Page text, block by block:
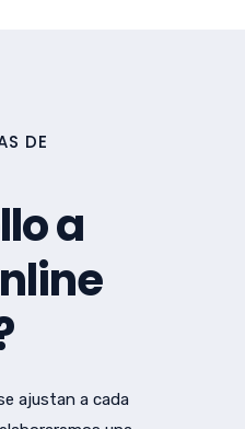
DE
a
ajustan a cada